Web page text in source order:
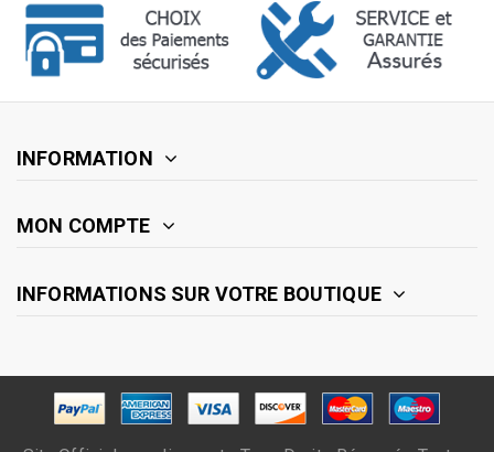
INFORMATION
MON COMPTE
INFORMATIONS SUR VOTRE BOUTIQUE